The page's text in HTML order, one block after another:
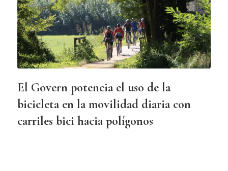
El Govern potencia el uso de la
bicicleta en la movilidad diaria con
carriles bici hacia polígonos